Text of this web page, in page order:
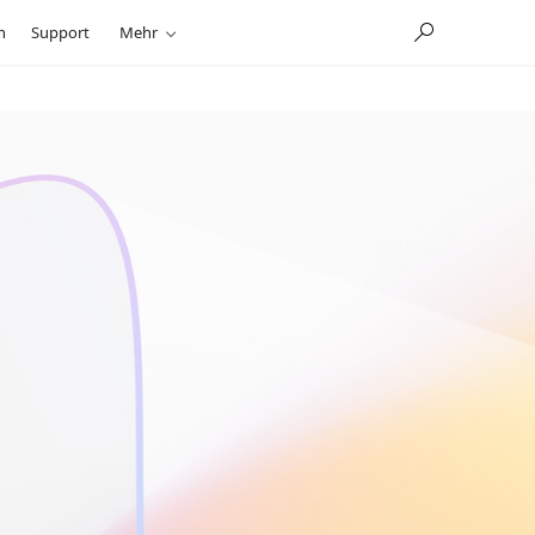
Support Mehr